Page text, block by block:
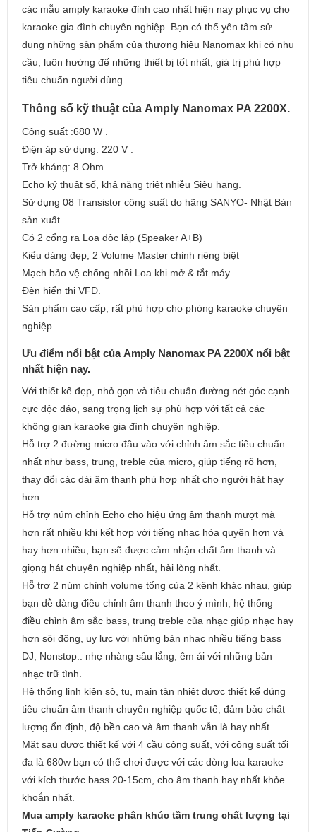
các mẫu amply karaoke đỉnh cao nhất hiện nay phục vụ cho
karaoke gia đình chuyên nghiệp. Bạn có thể yên tâm sử
dụng những sản phẩm của thương hiệu Nanomax khi có nhu
cầu, luôn hướng đế những thiết bị tốt nhất, giá trị phù hợp
tiêu chuẩn người dùng.
Thông số kỹ thuật của Amply Nanomax PA 2200X.
Công suất :680 W .
Điện áp sử dụng: 220 V .
Trở kháng: 8 Ohm
Echo kỷ thuật số, khả năng triệt nhiễu Siêu hạng.
Sử dụng 08 Transistor công suất do hãng SANYO- Nhật Bản
sản xuất.
Có 2 cổng ra Loa độc lập (Speaker A+B)
Kiểu dáng đẹp, 2 Volume Master chỉnh riêng biệt
Mạch bảo vệ chống nhồi Loa khi mở & tắt máy.
Đèn hiển thị VFD.
Sản phẩm cao cấp, rất phù hợp cho phòng karaoke chuyên
nghiệp.
Ưu điểm nổi bật của Amply Nanomax PA 2200X nổi bật
nhất hiện nay.
Với thiết kế đẹp, nhỏ gọn và tiêu chuẩn đường nét góc cạnh
cực độc đáo, sang trọng lịch sự phù hợp với tất cả các
không gian karaoke gia đình chuyên nghiệp.
Hỗ trợ 2 đường micro đầu vào với chỉnh âm sắc tiêu chuẩn
nhất như bass, trung, treble của micro, giúp tiếng rõ hơn,
thay đổi các dải âm thanh phù hợp nhất cho người hát hay
hơn
Hỗ trợ núm chỉnh Echo cho hiệu ứng âm thanh mượt mà
hơn rất nhiều khi kết hợp với tiếng nhạc hòa quyện hơn và
hay hơn nhiều, bạn sẽ được cảm nhận chất âm thanh và
giọng hát chuyên nghiệp nhất, hài lòng nhất.
Hỗ trợ 2 núm chỉnh volume tổng của 2 kênh khác nhau, giúp
bạn dễ dàng điều chỉnh âm thanh theo ý mình, hệ thống
điều chỉnh âm sắc bass, trung treble của nhạc giúp nhạc hay
hơn sôi động, uy lực với những bản nhạc nhiều tiếng bass
DJ, Nonstop.. nhẹ nhàng sâu lắng, êm ái với những bản
nhạc trữ tình.
Hệ thống linh kiện sò, tụ, main tản nhiệt được thiết kế đúng
tiêu chuẩn âm thanh chuyên nghiệp quốc tế, đảm bảo chất
lượng ổn định, độ bền cao và âm thanh vẫn là hay nhất.
Mặt sau được thiết kế với 4 cầu công suất, với công suất tối
đa là 680w bạn có thể chơi được với các dòng loa karaoke
với kích thước bass 20-15cm, cho âm thanh hay nhất khỏe
khoắn nhất.
Mua amply karaoke phân khúc tầm trung chất lượng tại